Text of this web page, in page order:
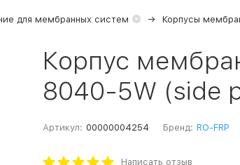
для мембранных систем Корпусы
Корпус
8040-5W (side
Артикул: 00000004254 Бренд: RO-FRP
Написать отзыв